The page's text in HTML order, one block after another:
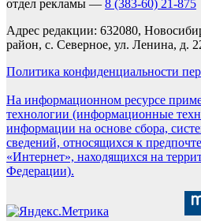
отдел рекламы — 8 (383-60) 21-875
Адрес редакции: 632080,
район, с. Северное, ул. Ленина, д.
Политика конфиденциальности
На информационном ресурсе
технологии (информационные
информации на основе сбора,
сведений, относящихся к
«Интернет», находящихся на
Федерации).